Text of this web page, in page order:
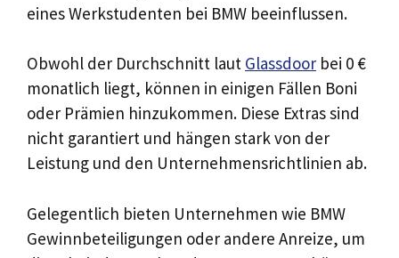
eines Werkstudenten bei BMW beeinflussen.
Obwohl der Durchschnitt laut Glassdoor bei 0 €
monatlich liegt, können in einigen Fällen Boni
oder Prämien hinzukommen. Diese Extras sind
nicht garantiert und hängen stark von der
Leistung und den Unternehmensrichtlinien ab.
Gelegentlich bieten Unternehmen wie BMW
Gewinnbeteiligungen oder andere Anreize, um